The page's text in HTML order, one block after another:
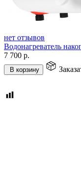
нет отзывов
Водонагреватель
7 700 р.
В корзину